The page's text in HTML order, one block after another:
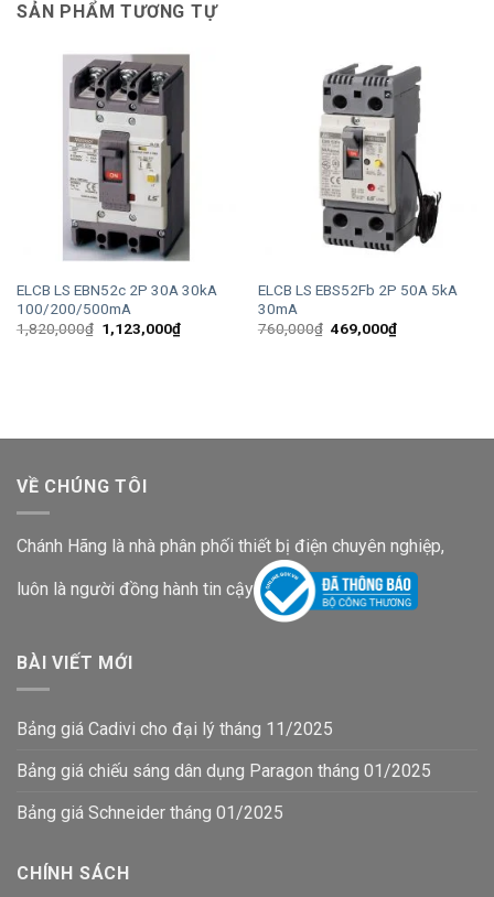
SẢN PHẨM TƯƠNG TỰ
ELCB LS EBN52c 2P 30A 30kA
100/200/500mA
1,820,000₫ Giá
gốc
1,123,000₫Giá
hiện
ELCB LS EBS52Fb 2P 50A 5kA
30mA
760,000₫ Giá
469,000₫Giá
hiện
VỀ CHÚNG TÔI
Chánh Hãng là nhà phân phối thiết bị điện chuyên nghiệp,
luôn là người đồng hành tin cậy
BÀI VIẾT MỚI
Bảng giá Cadivi cho đại lý tháng 11/2025
Bảng giá chiếu sáng dân dụng Paragon tháng 01/2025
Bảng giá Schneider tháng 01/2025
CHÍNH SÁCH